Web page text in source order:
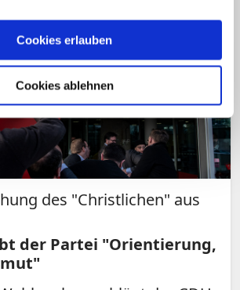
Cookies erlauben
Cookies ablehnen
des "Christlichen" aus
der Partei "Orientierung,